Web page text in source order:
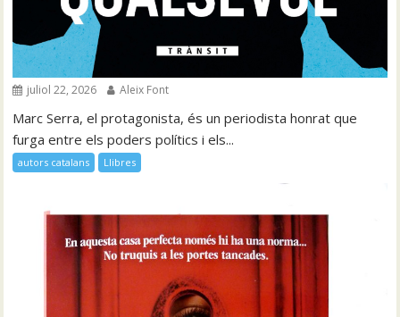
juliol 22, 2026 Aleix Font
Marc Serra, el protagonista, és un periodista honrat que
furga entre els poders polítics i els...
autors catalans Llibres